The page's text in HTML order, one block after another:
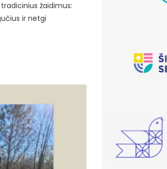
žaidimus:
ir netgi